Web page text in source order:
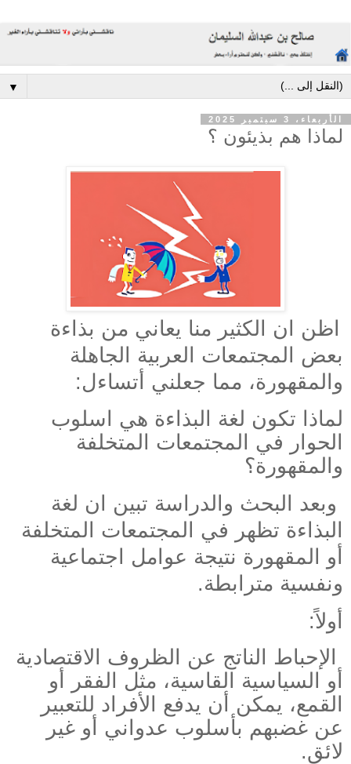
▼
الأربعاء، 3 سبتمبر 2025
لماذا هم بذيئون ؟
اظن ان الكثير منا يعاني من بذاءة
بعض المجتمعات العربية الجاهلة
والمقهورة، مما جعلني أتساءل:
لماذا تكون لغة البذاءة هي اسلوب
الحوار في المجتمعات المتخلفة
والمقهورة؟
وبعد البحث والدراسة تبين ان لغة
البذاءة تظهر في المجتمعات المتخلفة
أو المقهورة نتيجة عوامل اجتماعية
ونفسية مترابطة.
أولاً:
الإحباط الناتج عن الظروف الاقتصادية
أو السياسية القاسية، مثل الفقر أو
القمع، يمكن أن يدفع الأفراد للتعبير
عن غضبهم بأسلوب عدواني أو غير
لائق.